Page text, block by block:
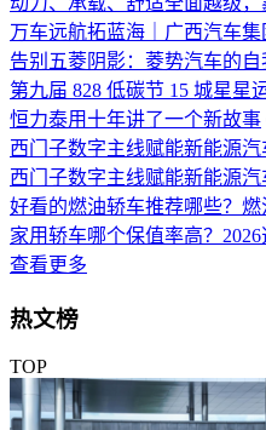
万车远航拓蓝海｜广西汽车
告别五菱阴影：菱势汽车的
第九届 828 低碳节 15 城星星
恒力泰用十年讲了一个新故事
西门子数字主线赋能新能源汽
西门子数字主线赋能新能源汽
好看的燃油轿车推荐哪些？
家用轿车哪个保值率高？
查看更多
热文榜
TOP